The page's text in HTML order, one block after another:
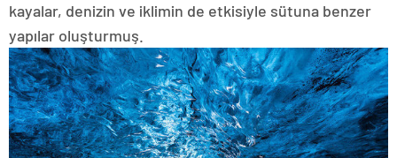
kayalar, denizin ve iklimin de etkisiyle sütuna benzer
yapılar oluşturmuş.